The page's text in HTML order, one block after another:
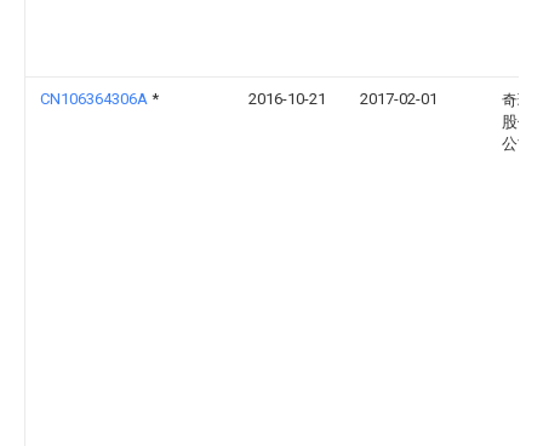
CN106364306A * 2016-10-21 2017-02-01
奇瑞
股份
公司